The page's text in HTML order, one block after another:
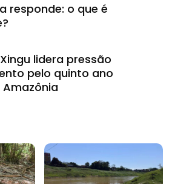
responde: o que é
lidera pressão
pelo quinto ano